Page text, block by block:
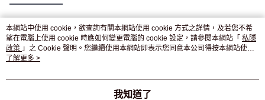
熱門標籤
熱銷排行
本網站中使用 cookie，欲查詢有關本網站使用 cookie 方式之詳情，及若您不希
望在電腦上使用 cookie 時應如何變更電腦的 cookie 設定，請參閱本網站「 私隱
政策 」之 Cookie 聲明。您繼續使用本網站即表示您同意本公司得按本網站使用
條款之 Cookie 聲明使用 cookie。
了解更多 >
我知道了